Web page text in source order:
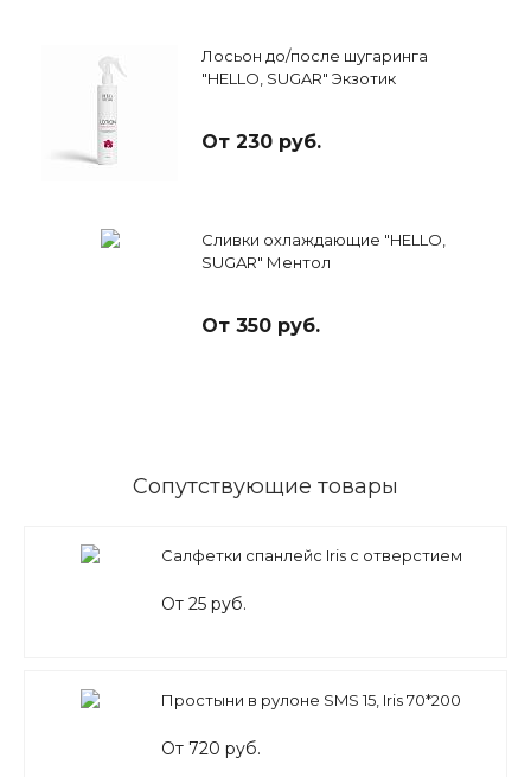
Лосьон до/после шугаринга
"HELLO, SUGAR" Экзотик
От 230 руб.
Сливки охлаждающие "HELLO,
SUGAR" Ментол
От 350 руб.
Сопутствующие товары
Салфетки спанлейс Iris с отверстием
От 25 руб.
Простыни в рулоне SMS 15, Iris 70*200
От 720 руб.